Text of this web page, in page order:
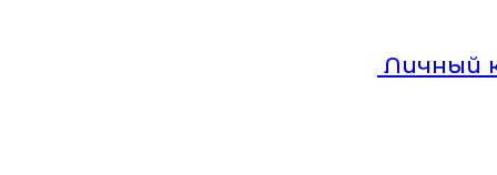
Личный